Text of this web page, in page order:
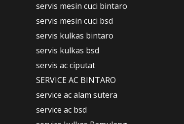
servis mesin cuci bintaro
servis mesin cuci bsd
servis kulkas bintaro
servis kulkas bsd
servis ac ciputat
SERVICE AC BINTARO
service ac alam sutera
service ac bsd